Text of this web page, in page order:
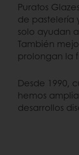
Puratos
de pastelería
solo ayudan
También
prolongan la
Desde 1990,
hemos
desarrollos